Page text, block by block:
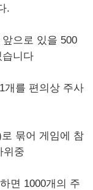
.
으로 있을 500
니다
개를 편의상 주사
묶어 게임에 참
위중
면 1000개의 주